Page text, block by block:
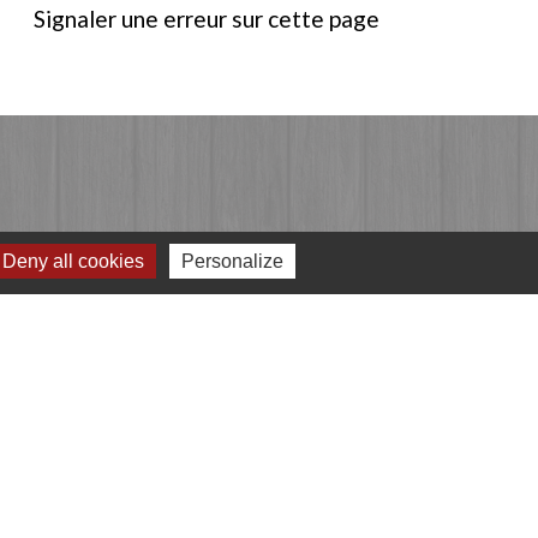
Signaler une erreur sur cette page
Deny all cookies Personalize